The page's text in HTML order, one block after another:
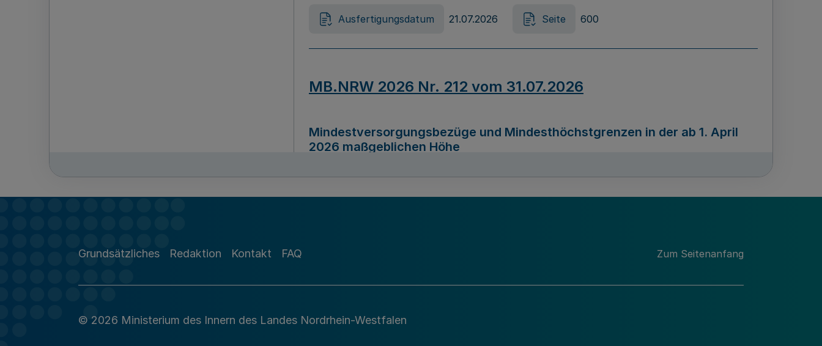
Ausfertigungsdatum 21.07.2026 Seite 600
MB.NRW 2026 Nr. 212 vom 31.07.2026
Mindestversorgungsbezüge und Mindesthöchstgrenzen in der ab 1. April
2026 maßgeblichen Höhe
Richtlinie zur Durchführung des Förderprogramms „Mittelstand Innovativ &
Grundsätzliches Redaktion Kontakt FAQ Zum Seitenanfang
© 2026 Ministerium des Innern des Landes Nordrhein-Westfalen